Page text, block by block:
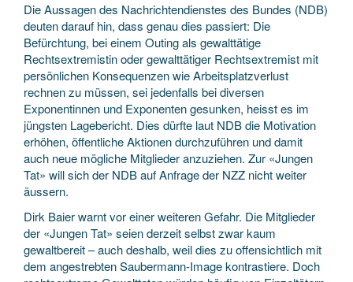
Die Aussagen des Nachrichtendienstes des Bundes (NDB)
deuten darauf hin, dass genau dies passiert: Die
Befürchtung, bei einem Outing als gewalttätige
Rechtsextremistin oder gewalttätiger Rechtsextremist mit
persönlichen Konsequenzen wie Arbeitsplatzverlust
rechnen zu müssen, sei jedenfalls bei diversen
Exponentinnen und Exponenten gesunken, heisst es im
jüngsten Lagebericht. Dies dürfte laut NDB die Motivation
erhöhen, öffentliche Aktionen durchzuführen und damit
auch neue mögliche Mitglieder anzuziehen. Zur «Jungen
Tat» will sich der NDB auf Anfrage der NZZ nicht weiter
äussern.
Dirk Baier warnt vor einer weiteren Gefahr. Die Mitglieder
der «Jungen Tat» seien derzeit selbst zwar kaum
gewaltbereit – auch deshalb, weil dies zu offensichtlich mit
dem angestrebten Saubermann-Image kontrastiere. Doch